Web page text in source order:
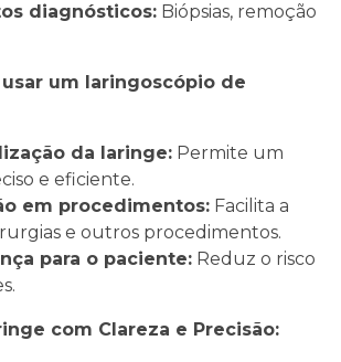
diagnósticos: Biópsias, remoção
um laringoscópio de
da laringe: Permite um
e eficiente.
em procedimentos: Facilita a
e outros procedimentos.
para o paciente: Reduz o risco
com Clareza e Precisão: